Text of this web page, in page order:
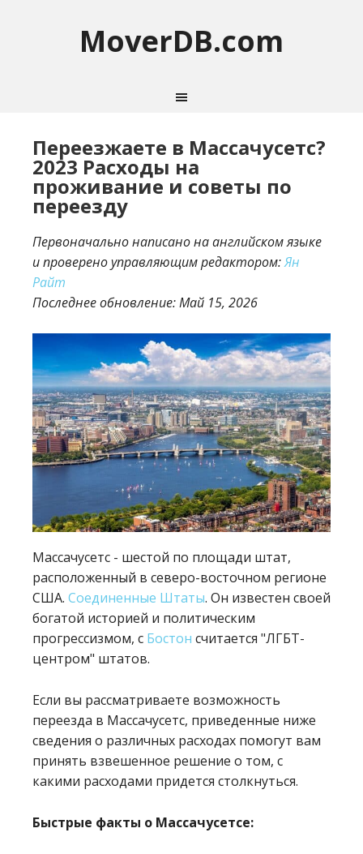
MoverDB.com
Переезжаете в Массачусетс?
2023 Расходы на
проживание и советы по
переезду
Первоначально написано на английском языке
и проверено управляющим редактором:Ян
Райт
Последнее обновление:Май 15, 2026
Массачусетс - шестой по площади штат,
расположенный в северо-восточном регионе
США. Соединенные Штаты. Он известен своей
богатой историей и политическим
прогрессизмом, с Бостон считается "ЛГБТ-
центром" штатов.
Если вы рассматриваете возможность
переезда в Массачусетс, приведенные ниже
сведения о различных расходах помогут вам
принять взвешенное решение о том, с
какими расходами придется столкнуться.
Быстрые факты о Массачусетсе: